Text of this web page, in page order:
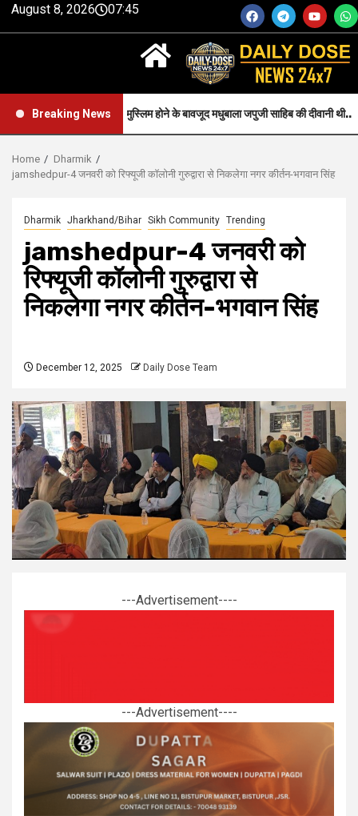
August 8, 2026 07:45
Breaking News
जन्म से मुस्लिम होने के बावजूद मधुबाला जपुजी साहिब की दीवानी थी..
Home
Dharmik
jamshedpur-4 जनवरी को रिफ्यूजी कॉलोनी गुरुद्वारा से निकलेगा नगर कीर्तन-भगवान सिंह
Dharmik Jharkhand/Bihar Sikh Community Trending
jamshedpur-4 जनवरी को
रिफ्यूजी कॉलोनी गुरुद्वारा से
निकलेगा नगर कीर्तन-भगवान सिंह
December 12, 2025 Daily Dose Team
---Advertisement----
---Advertisement----